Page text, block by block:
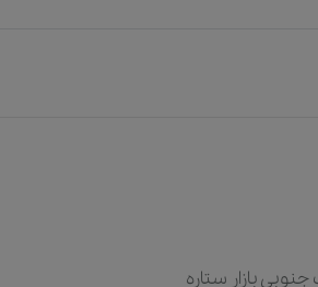
بازار ستاره